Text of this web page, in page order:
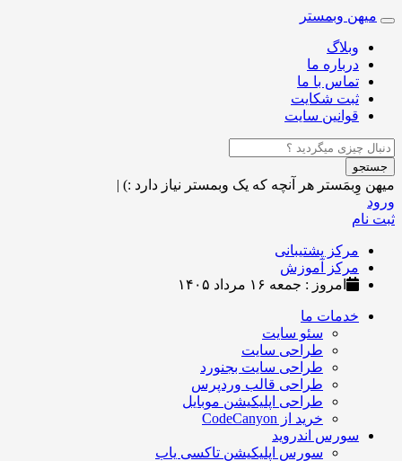
Toggle
navigation
میهن وبمستر
وبلاگ
درباره ما
تماس با ما
ثبت شکایت
قوانین سایت
جستجو
میهن وِبمَستر هر آنچه که یک وبمستر نیاز دارد :) |
ورود
ثبت نام
مرکز پشتیبانی
مرکز آموزش
امروز : جمعه ۱۶ مرداد ۱۴۰۵
خدمات ما
سئو سایت
طراحی سایت
طراحی سایت بجنورد
طراحی قالب وردپرس
طراحی اپلیکیشن موبایل
خرید از CodeCanyon
سورس اندروید
سورس اپلیکیشن تاکسی یاب